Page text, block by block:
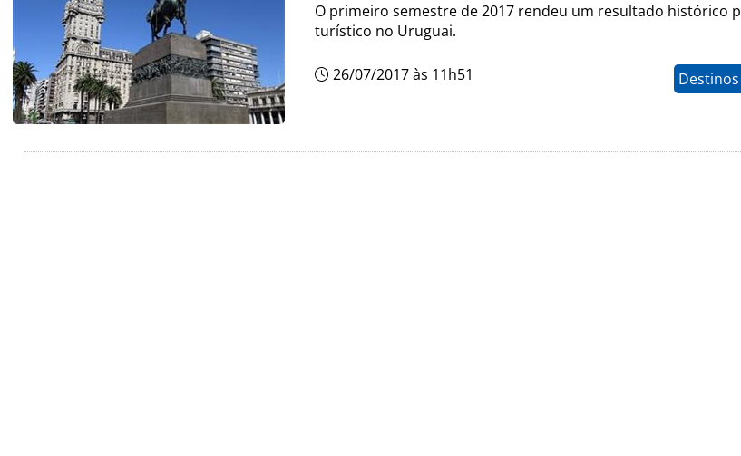
O primeiro semestre de 2017 rendeu um resultado histórico
turístico no Uruguai.
26/07/2017 às 11h51